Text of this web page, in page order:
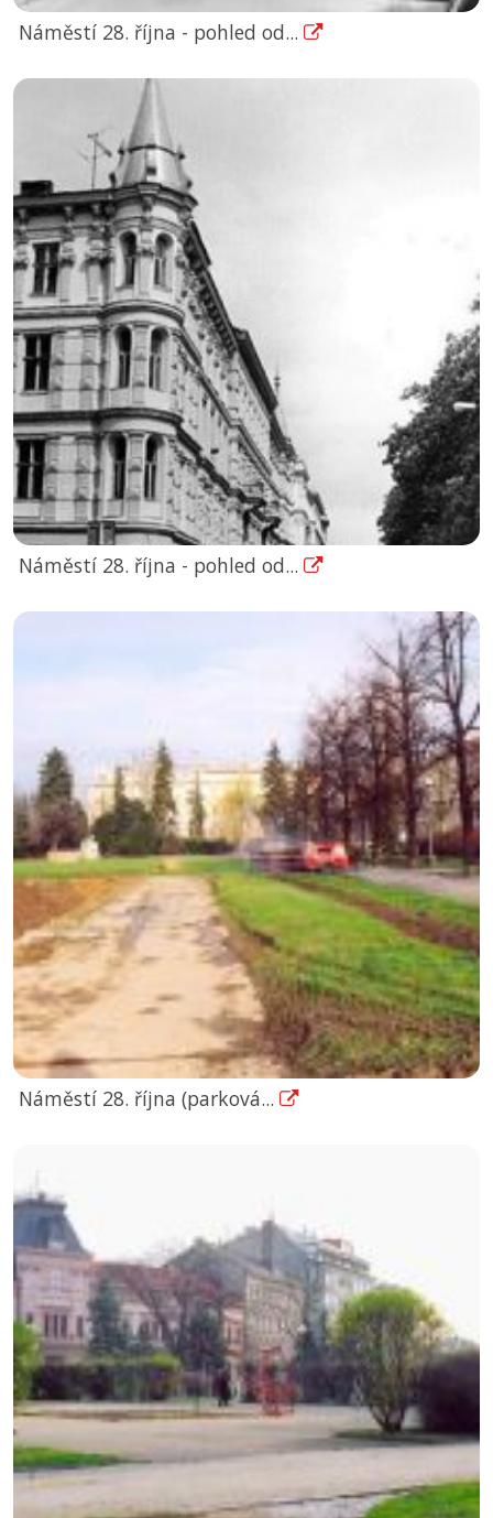
Náměstí 28. října - pohled od...
Náměstí 28. října - pohled od...
Náměstí 28. října (parková...